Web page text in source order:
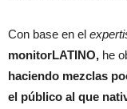
Con base en el
monitorLATINO, he
haciendo mezclas
el público al que